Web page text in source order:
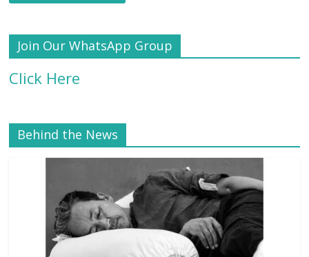
Join Our WhatsApp Group
Click Here
Behind the News